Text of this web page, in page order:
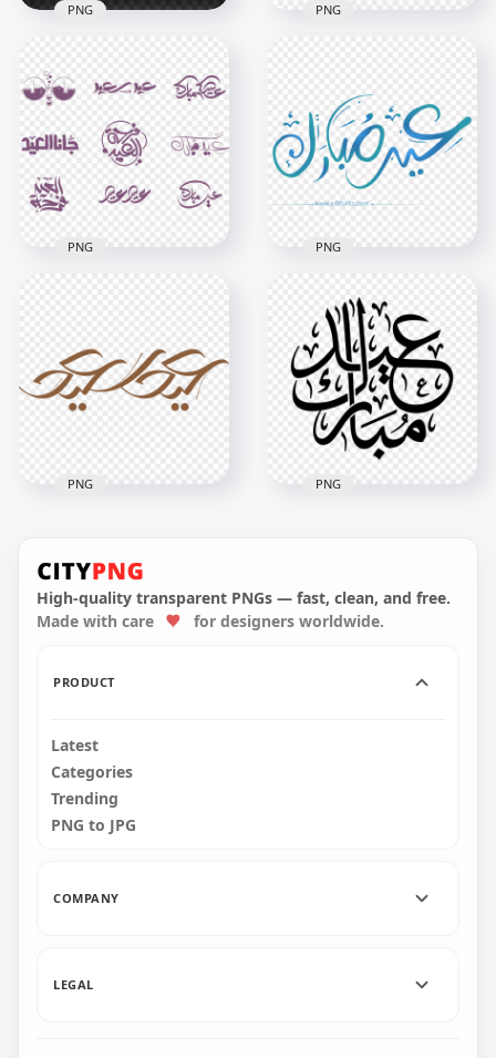
مبارك Eid Mubarak
White Arabic Text
2500x2500
264.5kB
PNG
Black Arabic Text
PNG
2500x2500
264.9kB
PNG
سعيد Eid Calligraphy
900x900
PNG
Blue Calligraphy Eid
Mubarak Arabic Text
800x800
81.9kB
PNG
Calligraphy Text Eid
Mubarak Arabic
1600x1600
PNG
Arabic Holidays
1000x1000
PNG
High-quality transparent PNGs — fast, clean, and free.
Made with care
for designers worldwide.
PRODUCT
Latest
Categories
Trending
PNG to JPG
COMPANY
LEGAL